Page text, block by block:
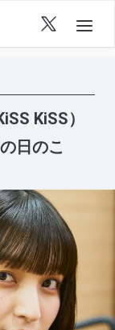
KiSS）
日のこ